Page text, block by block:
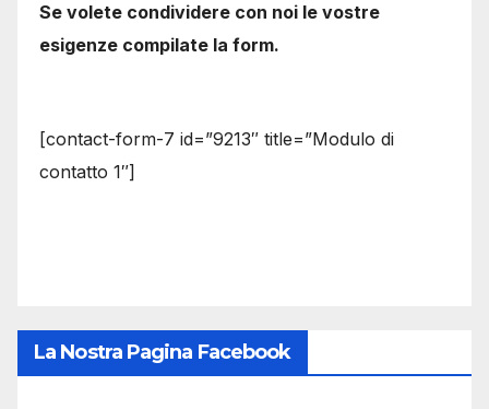
Se volete condividere con noi le vostre
esigenze compilate la form.
[contact-form-7 id=”9213″ title=”Modulo di
contatto 1″]
La Nostra Pagina Facebook